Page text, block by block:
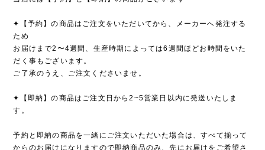
✦【予約】の商品はご注文をいただいてから、メーカーへ発注する
ため
お届けまで2〜4週間、生産時期によっては6週間ほどお時間をいた
だく事もございます。
ご了承のうえ、ご注文くださいませ。
✦【即納】の商品はご注文日から2~5営業日以内に発送いたしま
す。
予約と即納の商品を一緒にご注文いただいた場合は、すべて揃って
からのお届けになりますので即納商品のみ、先にお届けをご希望さ